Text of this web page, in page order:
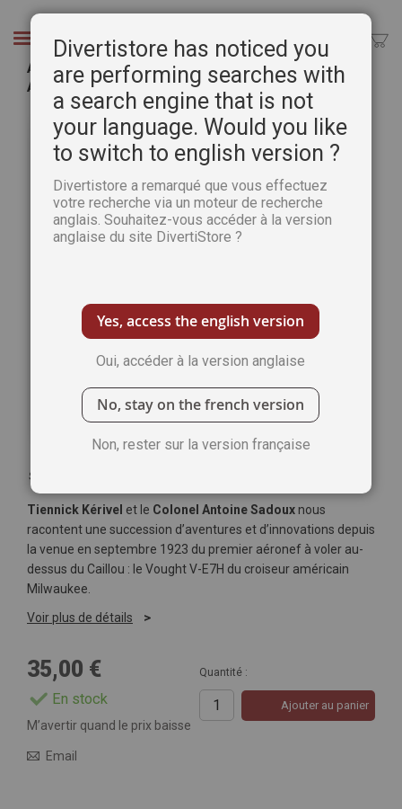
Chercher
Aventures aériennes en Nouvelle-Calédonie -
Aquarelles de Tiennick Kérével
galerie
d’images
Soyez le premier à commenter ce produit
Tiennick Kérivel et le Colonel Antoine Sadoux nous
racontent une succession d’aventures et d’innovations depuis
la venue en septembre 1923 du premier aéronef à voler au-
dessus du Caillou : le Vought V-E7H du croiseur américain
Milwaukee.
Voir plus de détails
35,00 €
En stock
Quantité :
Ajouter au panier
M’avertir quand le prix baisse
Email
Divertistore has noticed you
are performing searches with
a search engine that is not
your language. Would you like
to switch to english version ?
Divertistore a remarqué que vous effectuez
votre recherche via un moteur de recherche
anglais. Souhaitez-vous accéder à la version
anglaise du site DivertiStore ?
Yes, access the english version
Oui, accéder à la version anglaise
No, stay on the french version
Non, rester sur la version française